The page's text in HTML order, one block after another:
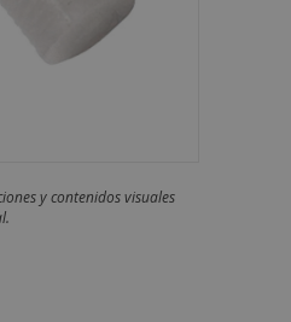
y contenidos visuales